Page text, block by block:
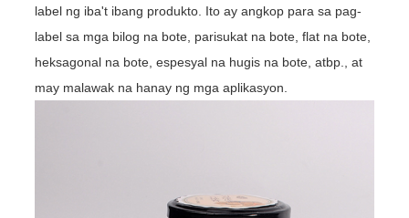
label ng iba't ibang produkto. Ito ay angkop para sa pag-
label sa mga bilog na bote, parisukat na bote, flat na bote,
heksagonal na bote, espesyal na hugis na bote, atbp., at
may malawak na hanay ng mga aplikasyon.